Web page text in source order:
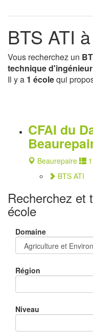
BTS ATI
Vous recherchez un
technique d'ingénieur
Il y a 1 écolequi
CFAI du
Beaurepaire
BTS ATI
Recherchez et
école
Domaine
Région
Niveau